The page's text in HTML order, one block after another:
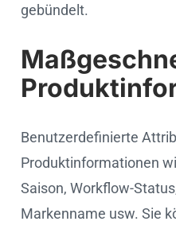
gebündelt.
Benutzerdefinierte
Produktinformationen
Saison, Workflow-
Markenname usw. Sie